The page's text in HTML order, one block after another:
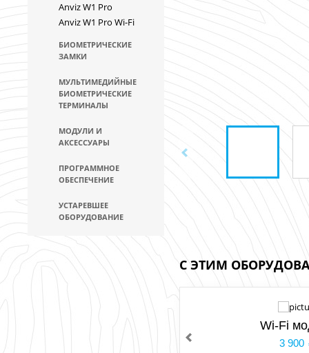
Anviz W1 Pro
Anviz W1 Pro Wi-Fi
БИОМЕТРИЧЕСКИЕ
ЗАМКИ
МУЛЬТИМЕДИЙНЫЕ
БИОМЕТРИЧЕСКИЕ
ТЕРМИНАЛЫ
МОДУЛИ И
АКСЕССУАРЫ
ПРОГРАММНОЕ
ОБЕСПЕЧЕНИЕ
УСТАРЕВШЕЕ
ОБОРУДОВАНИЕ
С ЭТИМ
Wi-Fi
3 900